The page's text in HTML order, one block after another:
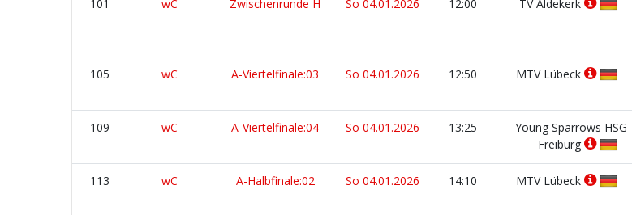
101 wC Zwischenrunde H So 04.01.2026 12:00 TV Aldekerk
105 wC A-Viertelfinale:03 So 04.01.2026 12:50 MTV Lübeck
109 wC A-Viertelfinale:04 So 04.01.2026 13:25
Young Sparrows HSG
Freiburg
113 wC A-Halbfinale:02 So 04.01.2026 14:10 MTV Lübeck